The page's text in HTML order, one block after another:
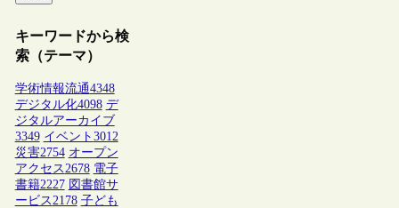
キーワードから検
索（テーマ）
学術情報流通4348
デジタル化4098 デ
ジタルアーカイブ
3349 イベント 3012
災害2754 オープン
アクセス 2678 電子
書籍2227 図書館サ
ービス 2178 子ども